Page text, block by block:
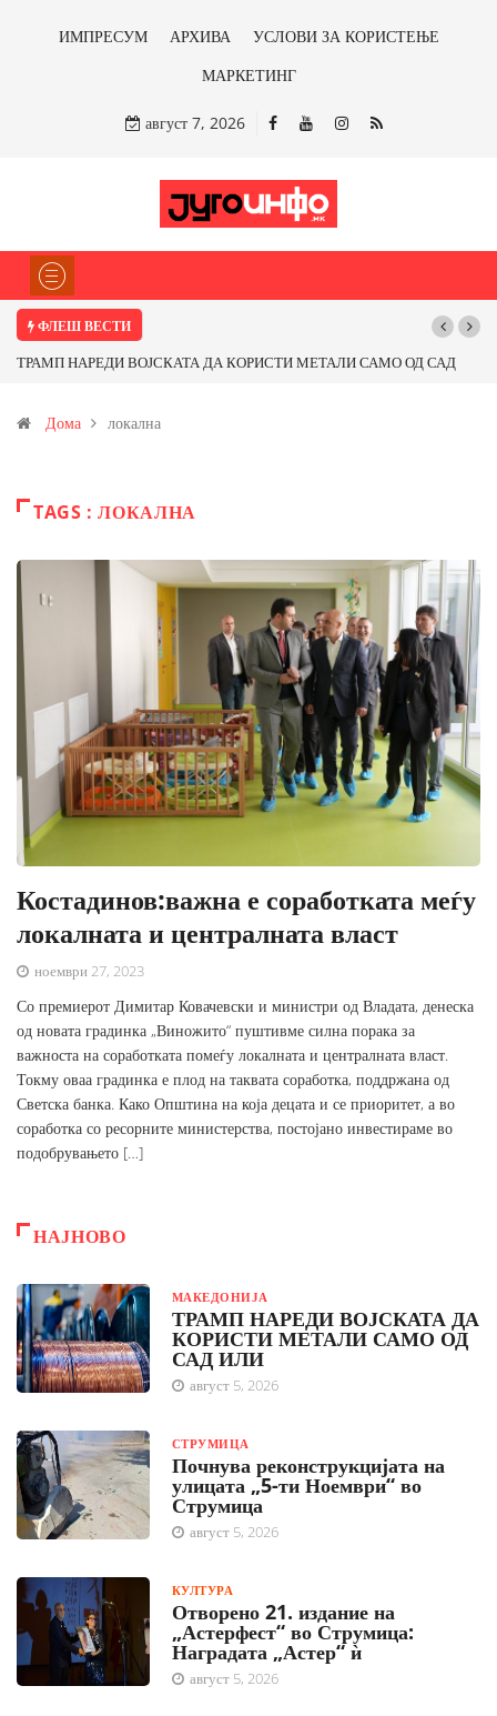
ИМПРЕСУМ АРХИВА
УСЛОВИ ЗА КОРИСТЕЊЕ
МАРКЕТИНГ
август 7, 2026
ФЛЕШ ВЕСТИ
ТРАМП НАРЕДИ ВОЈСКАТА ДА КОРИСТИ МЕТАЛИ САМО ОД САД
Иловица и со антимонот?
Дома локална
TAGS : ЛОКАЛНА
Костадинов:важна е соработката меѓу
локалната и централната власт
ноември 27, 2023
Со премиерот Димитар Ковачевски и министри од Владата, денеска
од новата градинка „Виножито“ пуштивме силна порака за
важноста на соработката помеѓу локалната и централната власт.
Токму оваа градинка е плод на таквата соработка, поддржана од
Светска банка. Како Општина на која децата и се приоритет, а во
соработка со ресорните министерства, постојано инвестираме во
подобрувањето […]
НАЈНОВО
МАКЕДОНИЈА
ТРАМП НАРЕДИ ВОЈСКАТА ДА
КОРИСТИ МЕТАЛИ САМО ОД
САД ИЛИ
август 5, 2026
СТРУМИЦА
Почнува реконструкцијата на
улицата „5-ти Ноември“ во
Струмица
август 5, 2026
КУЛТУРА
Отворено 21. издание на
„Астерфест“ во Струмица:
Наградата „Астер“ ѝ
август 5, 2026